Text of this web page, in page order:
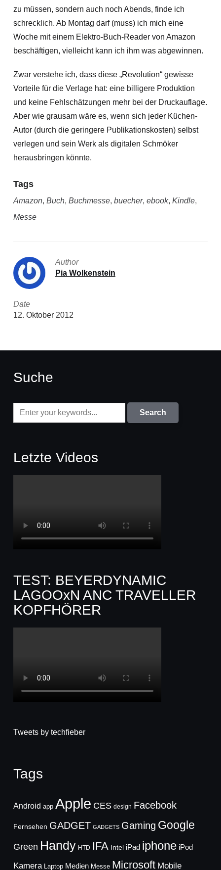
zu müssen, sondern auch noch Abends, finde ich
schrecklich. Ab Montag darf (muss) ich mich eine
Woche mit einem Elektro-Buch-Reader von Amazon
beschäftigen, vielleicht kann ich ihm was abgewinnen.
Zwar verstehe ich, dass diese „Revolution“ gewisse
Vorteile für die Verlage hat: eine billigere Produktion
und keine Fehlschätzungen mehr bei der Druckauflage.
Aber wie grausam wäre es, wenn sich jeder Küchen-
Autor (durch die geringere Publikationskosten) selbst
verlegen und sein Werk als digitalen Schmöker
herausbringen könnte.
Tags
Amazon, Buch, Buchmesse, buecher, ebook, Kindle,
Messe
Author
Pia Wolkenstein
Date
12. Oktober 2012
Suche
Letzte Videos
TEST: BEYERDYNAMIC
LAGOOxN ANC TRAVELLER
KOPFHÖRER
Tweets by techfieber
Tags
Android app Apple CES design Facebook
Fernsehen GADGET GADGETS Gaming Google
Green Handy HTD IFA Intel iPad iphone iPod
Kamera Laptop Medien Messe Microsoft Mobile